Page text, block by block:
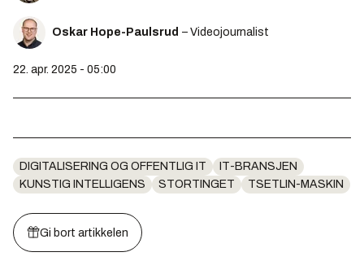
Oskar Hope-Paulsrud – Videojournalist
22. apr. 2025 - 05:00
DIGITALISERING OG OFFENTLIG IT
IT-BRANSJEN
KUNSTIG INTELLIGENS
STORTINGET TSETLIN-MASKIN
Gi bort artikkelen